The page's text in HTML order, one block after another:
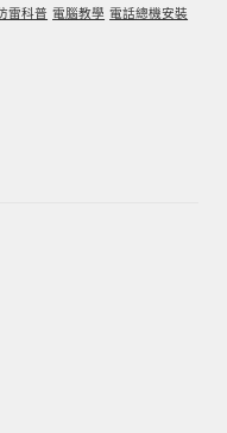
雷科普 電腦教學 電話總機安裝